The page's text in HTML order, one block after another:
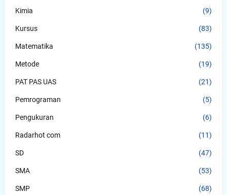
Kimia (9)
Kursus (83)
Matematika (135)
Metode (19)
PAT PAS UAS (21)
Pemrograman (5)
Pengukuran (6)
Radarhot com (11)
SD (47)
SMA (53)
SMP (68)